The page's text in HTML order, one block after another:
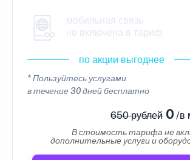
мобильная связь
не включена в тариф
по акции выгоднее
* Пользуйтесь услугами
в течение 30 дней бесплатно
650 рублей0 /в
В стоимость тарифа не
дополнительные услуги и